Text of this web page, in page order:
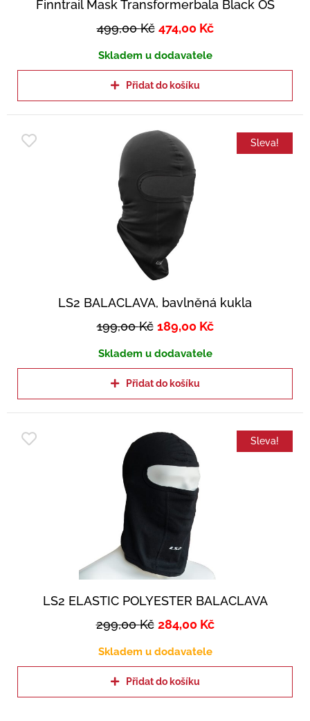
Finntrail Mask Transformerbala Black OS
499,00Kč 474,00 Kč
Skladem u dodavatele
Přidat do košíku
Sleva!
LS2 BALACLAVA, bavlněná kukla
199,00Kč 189,00 Kč
Skladem u dodavatele
Přidat do košíku
Sleva!
LS2 ELASTIC POLYESTER BALACLAVA
299,00Kč 284,00 Kč
Skladem u dodavatele
Přidat do košíku